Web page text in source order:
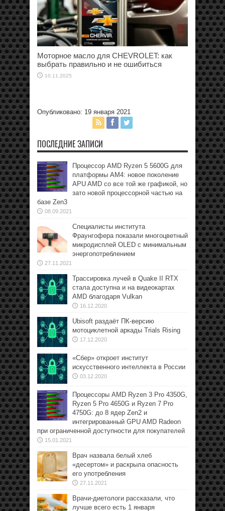
Моторное масло для CHEVROLET: как
выбрать правильно и не ошибиться
10.11.2025
Опубликовано: 19 января 2021
ПОСЛЕДНИЕ ЗАПИСИ
Процессор AMD Ryzen 5 5600G для
платформы АМ4: новое поколение
APU AMD со все той же графикой, но
зато новой процессорной частью на
базе Zen3
08.09.2021
Специалисты института
Фраунгофера показали многоцветный
микродисплей OLED с минимальным
энергопотреблением
27.11.2021
Трассировка лучей в Quake II RTX
стала доступна и на видеокартах
AMD благодаря Vulkan
16.12.2020
Ubisoft раздаёт ПК-версию
мотоциклетной аркады Trials Rising
17.12.2020
«Сбер» откроет институт
искусственного интеллекта в России
03.12.2020
Процессоры AMD Ryzen 3 Pro 4350G,
Ryzen 5 Pro 4650G и Ryzen 7 Pro
4750G: до 8 ядер Zen2 и
интегрированный GPU AMD Radeon
при ограниченной доступности для покупателей
15.01.2021
Врач назвала белый хлеб
«десертом» и раскрыла опасность
его употребления
27.11.2021
Врачи-диетологи рассказали, что
лучше всего есть 1 января